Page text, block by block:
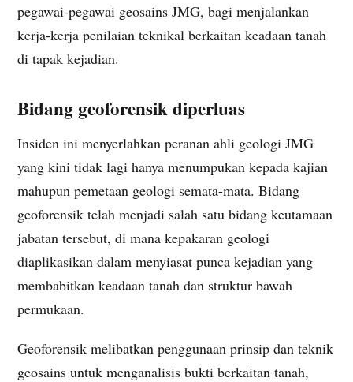
pegawai-pegawai geosains JMG, bagi menjalankan
kerja-kerja penilaian teknikal berkaitan keadaan tanah
di tapak kejadian.
Bidang geoforensik diperluas
Insiden ini menyerlahkan peranan ahli geologi JMG
yang kini tidak lagi hanya menumpukan kepada kajian
mahupun pemetaan geologi semata-mata. Bidang
geoforensik telah menjadi salah satu bidang keutamaan
jabatan tersebut, di mana kepakaran geologi
diaplikasikan dalam menyiasat punca kejadian yang
membabitkan keadaan tanah dan struktur bawah
permukaan.
Geoforensik melibatkan penggunaan prinsip dan teknik
geosains untuk menganalisis bukti berkaitan tanah,